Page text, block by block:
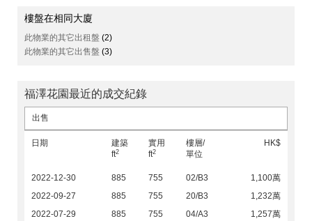
樓盤在相同大廈
此物業的其它出租盤 (2)
此物業的其它出售盤 (3)
福澤花園最近的成交紀錄
出售
日期
建築
ft2
實用
ft2
樓層/
單位
HK$
2022-12-30 885 755 02/B3
1,100萬
2022-09-27
885 755 20/B3
1,232萬
2022-07-29
885 755 04/A3
1,257萬